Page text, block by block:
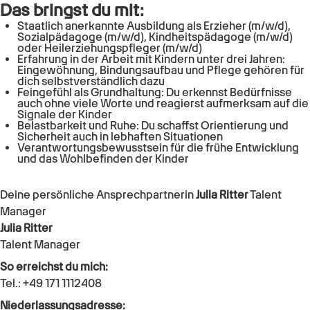
Das bringst du mit:
Staatlich anerkannte Ausbildung als Erzieher (m/w/d),
Sozialpädagoge (m/w/d), Kindheitspädagoge (m/w/d)
oder Heilerziehungspfleger (m/w/d)
Erfahrung in der Arbeit mit Kindern unter drei Jahren:
Eingewöhnung, Bindungsaufbau und Pflege gehören für
dich selbstverständlich dazu
Feingefühl als Grundhaltung: Du erkennst Bedürfnisse
auch ohne viele Worte und reagierst aufmerksam auf die
Signale der Kinder
Belastbarkeit und Ruhe: Du schaffst Orientierung und
Sicherheit auch in lebhaften Situationen
Verantwortungsbewusstsein für die frühe Entwicklung
und das Wohlbefinden der Kinder
Deine persönliche AnsprechpartnerinJulia RitterTalent
Manager
Julia Ritter
Talent Manager
So erreichst du mich:
Tel.: +49 171 1112408
Niederlassungsadresse: